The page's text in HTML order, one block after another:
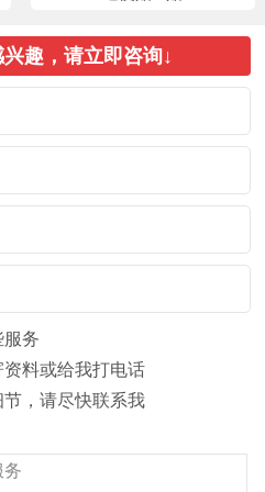
趣，请立即咨询↓
服务
料或给我打电话
，请尽快联系我